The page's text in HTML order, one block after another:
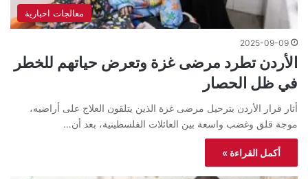
معالجات اخبارية
2025-09-09
الأردن تطرد مرضى غزة وتعرض حياتهم للخطر
في ظل الحصار
أثار قرار الأردن بترحيل مرضى غزة الذين يتلقون العلاج على أراضيه،
موجة قلق وغضب واسعة بين العائلات الفلسطينية، بعد أن…
أكمل القراءة »